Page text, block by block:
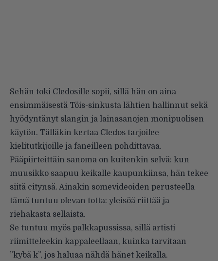
Sehän toki Cledosille sopii, sillä hän on aina
ensimmäisestä Töis-sinkusta lähtien hallinnut sekä
hyödyntänyt slangin ja lainasanojen monipuolisen
käytön. Tälläkin kertaa Cledos tarjoilee
kielitutkijoille ja faneilleen pohdittavaa.
Pääpiirteittäin sanoma on kuitenkin selvä: kun
muusikko saapuu keikalle kaupunkiinsa, hän tekee
siitä citynsä. Ainakin somevideoiden perusteella
tämä tuntuu olevan totta: yleisöä riittää ja
riehakasta sellaista.
Se tuntuu myös palkkapussissa, sillä artisti
riimitteleekin kappaleellaan, kuinka tarvitaan
”kybä k”, jos haluaa nähdä hänet keikalla.